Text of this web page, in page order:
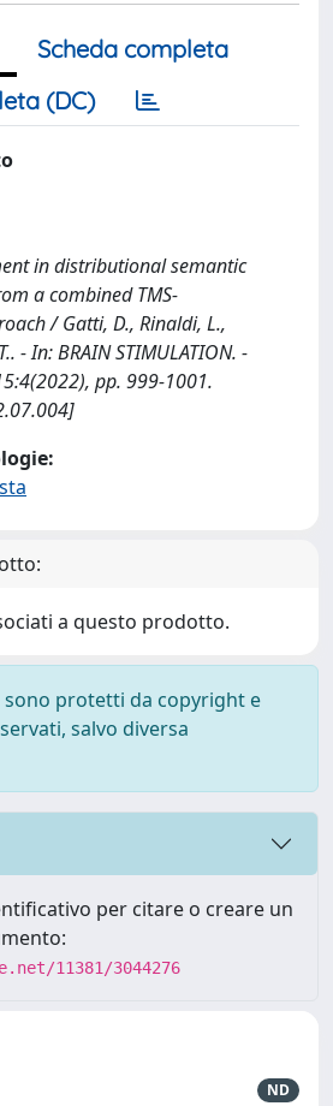
Scheda completa
(DC)
in distributional semantic
a combined TMS-
/ Gatti, D., Rinaldi, L.,
- In: BRAIN STIMULATION. -
pp. 999-1001.
a questo prodotto.
sono protetti da copyright e
salvo diversa
per citare o creare un
11381/3044276
ND